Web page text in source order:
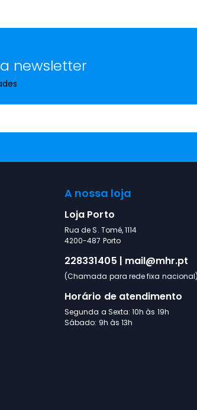
newsletter
A nossa loja
Loja Porto
Rua de S. Tomé, 1114
4200-487 Porto
228331405 | mail@mhr.pt
(Chamada para rede fixa nacional)
Horário de atendimento
Segunda a Sexta: 10h às 19h
Sábado: 9h às 13h